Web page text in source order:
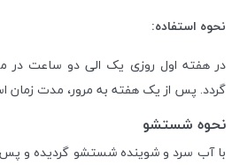
نحوه استفاده:
در هفته اول روزی یک الی دو ساعت در
گردد. پس از یک هفته به مرور، مدت زمان
نحوه شستشو
با آب سرد و شوینده شستشو گردیده و